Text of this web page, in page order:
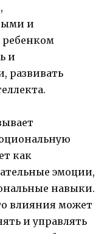
и
и
развивать
как
эмоции,
навыки.
влияния может
и управлять